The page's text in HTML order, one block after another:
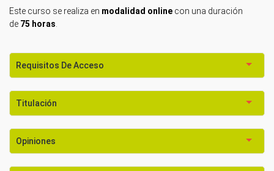
Este curso se realiza en modalidad online con una duración
de 75 horas
Requisitos De Acceso
Titulación
Opiniones